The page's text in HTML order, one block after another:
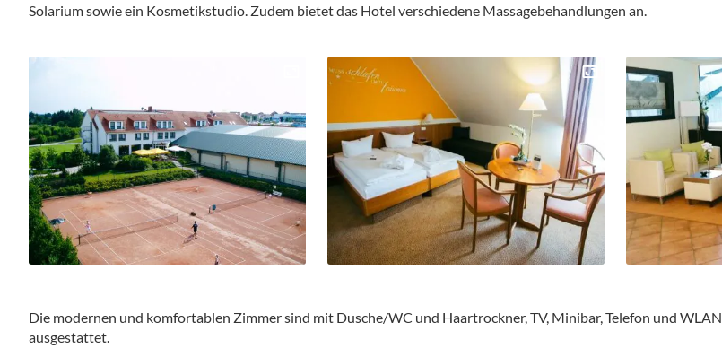
Solarium sowie ein Kosmetikstudio. Zudem bietet das Hotel verschiedene Massagebehandlungen an.
Die modernen und komfortablen Zimmer sind mit Dusche/WC und Haartrockner, TV, Minibar, Telefon und WLAN
ausgestattet.